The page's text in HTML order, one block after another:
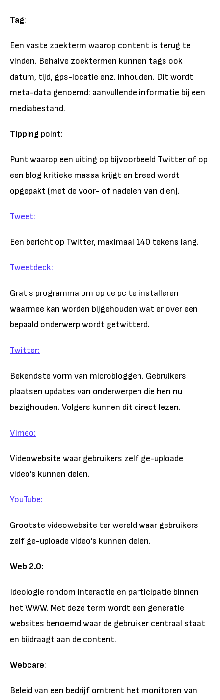
Tag:
Een vaste zoekterm waarop content is terug te
vinden. Behalve zoektermen kunnen tags ook
datum, tijd, gps-locatie enz. inhouden. Dit wordt
meta-data genoemd: aanvullende informatie bij een
mediabestand.
Tipping point:
Punt waarop een uiting op bijvoorbeeld Twitter of op
een blog kritieke massa krijgt en breed wordt
opgepakt (met de voor- of nadelen van dien).
Tweet:
Een bericht op Twitter, maximaal 140 tekens lang.
Tweetdeck:
Gratis programma om op de pc te installeren
waarmee kan worden bijgehouden wat er over een
bepaald onderwerp wordt getwitterd.
Twitter:
Bekendste vorm van microbloggen. Gebruikers
plaatsen updates van onderwerpen die hen nu
bezighouden. Volgers kunnen dit direct lezen.
Vimeo:
Videowebsite waar gebruikers zelf ge-uploade
video’s kunnen delen.
YouTube:
Grootste videowebsite ter wereld waar gebruikers
zelf ge-uploade video’s kunnen delen.
Web 2.0:
Ideologie rondom interactie en participatie binnen
het WWW. Met deze term wordt een generatie
websites benoemd waar de gebruiker centraal staat
en bijdraagt aan de content.
Webcare:
Beleid van een bedrijf omtrent het monitoren van